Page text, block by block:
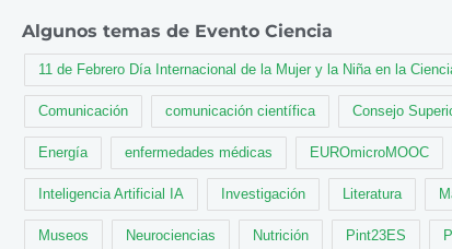
Algunos temas de Evento Ciencia
11 de Febrero Día Internacional de la Mujer y la Niña en la
Comunicación comunicación científica Consejo
Energía enfermedades médicas EUROmicroMOOC
Inteligencia Artificial IA Investigación Literatura
Museos Neurociencias Nutrición Pint23ES